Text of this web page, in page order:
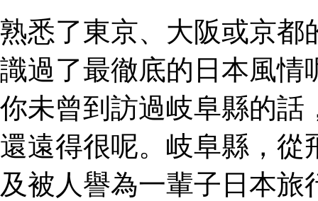
熟悉了東京、大阪或京都
識過了最徹底的日本風情
你未曾到訪過岐阜縣的話
還遠得很呢。岐阜縣，從
及被人譽為一輩子日本